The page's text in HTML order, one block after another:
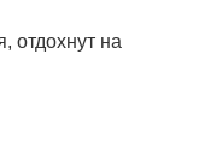
отдохнут на